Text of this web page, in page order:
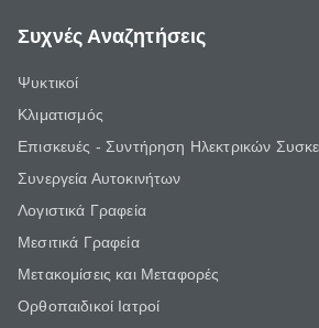
Συχνές Αναζητήσεις
Ψυκτικοί
Κλιματισμός
Επισκευές - Συντήρηση Ηλεκτρικών
Συνεργεία Αυτοκινήτων
Λογιστικά Γραφεία
Μεσιτικά Γραφεία
Μετακομίσεις και Μεταφορές
Ορθοπαιδικοί Ιατροί